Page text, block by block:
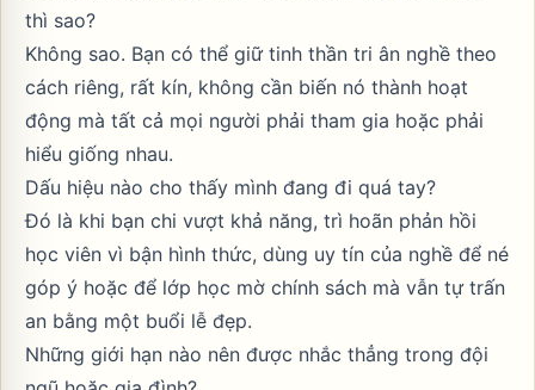
thì sao?
Không sao. Bạn có thể giữ tinh thần tri ân nghề theo
cách riêng, rất kín, không cần biến nó thành hoạt
động mà tất cả mọi người phải tham gia hoặc phải
hiểu giống nhau.
Dấu hiệu nào cho thấy mình đang đi quá tay?
Đó là khi bạn chi vượt khả năng, trì hoãn phản hồi
học viên vì bận hình thức, dùng uy tín của nghề để né
góp ý hoặc để lớp học mờ chính sách mà vẫn tự trấn
an bằng một buổi lễ đẹp.
Những giới hạn nào nên được nhắc thẳng trong đội